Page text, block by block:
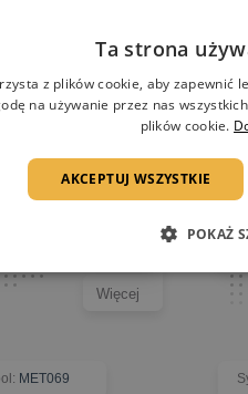
Więcej
: MET069
Ta strona
z plików cookie, aby zapewnić
na używanie przez nas
plików cookie.
AKCEPTUJ WSZYSTKIE
POKAŻ